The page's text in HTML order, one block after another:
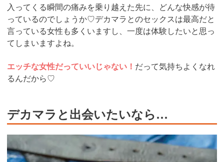
入ってくる瞬間の痛みを乗り越えた先に、どんな快感が待
っているのでしょうか♡デカマラとのセックスは最高だと
言っている女性も多くいますし、一度は体験したいと思っ
てしまいますよね。
エッチな女性だっていいじゃない！ だって気持ちよくなれ
るんだから♡
デカマラと出会いたいなら…